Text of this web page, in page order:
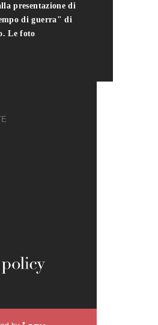
presentazione di
di guerra" di
Le foto